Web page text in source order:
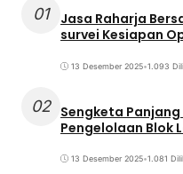
01
Jasa Raharja
survei Kesiapan
13 Desember 2025•1.093
02 Sengketa Panjang
Pengelolaan Blok
13 Desember 2025•1.081